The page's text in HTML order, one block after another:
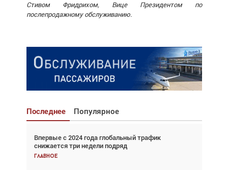
Стивом Фридрихом, Вице Президентом по
послепродажному обслуживанию.
Последнее Популярное
Впервые с 2024 года глобальный трафик
снижается три недели подряд
Главное
Взгляд с высоты: тандем вертолётов и БПЛА в
спасательных операциях
Главное